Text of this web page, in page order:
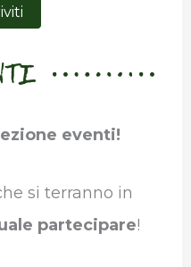
eventi!
si terranno in
partecipare!